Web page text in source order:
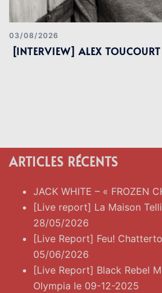
03/08/2026
[INTERVIEW] ALEX
ARTICLES RÉCENTS
JACK WHITE – « FROZEN
[Live report] La Maison
28/05/2026
[Live Report] Feu!
05/06/2026
[Live Report] Black Rebel
Olympia le 09-12-2025